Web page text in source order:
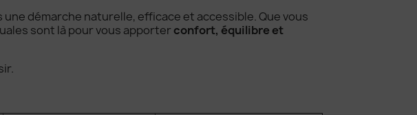
démarche naturelle, efficace et accessible. Que vous
sont là pour vous apporter confort, équilibre et